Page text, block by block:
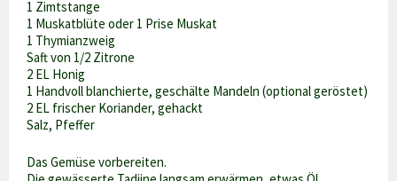
1 Zimtstange
1 Muskatblüte oder 1 Prise Muskat
1 Thymianzweig
Saft von 1/2 Zitrone
2 EL Honig
1 Handvoll blanchierte, geschälte Mandeln (optional geröstet)
2 EL frischer Koriander, gehackt
Salz, Pfeffer
Das Gemüse vorbereiten.